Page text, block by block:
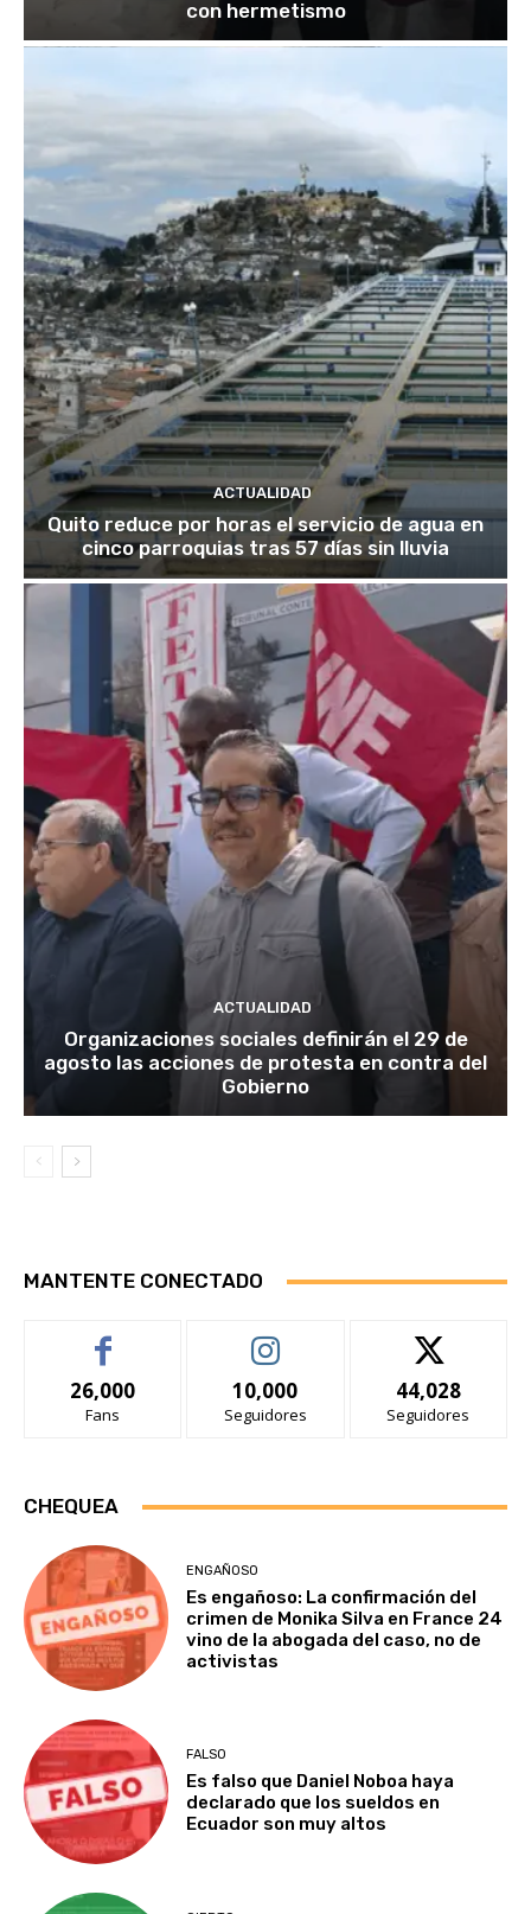
con hermetismo
ACTUALIDAD
Quito reduce por horas el servicio de agua en
cinco parroquias tras 57 días sin lluvia
ACTUALIDAD
Organizaciones sociales definirán el 29 de
agosto las acciones de protesta en contra del
Gobierno
MANTENTE CONECTADO
26,000
Fans
10,000
Seguidores
44,028
Seguidores
CHEQUEA
ENGAÑOSO
Es engañoso: La confirmación del
crimen de Monika Silva en France 24
vino de la abogada del caso, no de
activistas
FALSO
Es falso que Daniel Noboa haya
declarado que los sueldos en
Ecuador son muy altos